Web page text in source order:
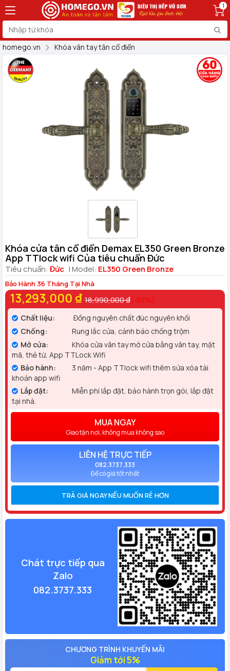
1
homego.vn Khóa vân tay tân cổ điển
Khóa cửa tân cổ điển Demax EL350 Green Bronze
App TTlock wifi Của tiêu chuẩn Đức
Tiêu chuẩn: Đức | Model: EL350 Green Bronze
Bảo Hành 36 Tháng Tại Nhà
13,293,000 ₫ 18,990,000 ₫(-30%)
Chất liệu:
Đồng nguyên chất đúc nguyên khối
Chống:
Rung lắc cửa, cảnh báo chống trộm
Mở cửa:
Khóa cửa vân tay mở cửa bằng vân tay, mật
mã, thẻ từ, App TTLock Wifi
Bảo hành:
3 năm - App TTlock wifi thêm sửa xóa tài
khoản app wifi
Lắp đặt:
Miễn phí lắp đặt, bảo hành trọn gói, lắp đặt
tại nhà.
MUA NGAY
Giao tận nơi, không mua không sao
LIÊN HỆ TRỰC TIẾP
082.3737.333
Để có giá tốt nhất
TRẢ GIÁ NGAY NẾU MUỐN RẺ HƠN
Chát trực tiếp qua
Zalo
082.3737.333
CHƯƠNG TRÌNH KHUYẾN MÃI
Giảm tới 5%